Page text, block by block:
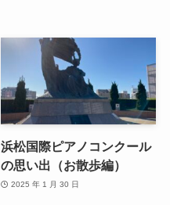
浜松国際ピアノコンクール
の思い出（お散歩編）
2025 年 1 月 30 日